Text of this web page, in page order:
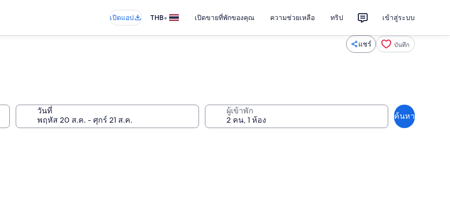
เปิดแอป THB• เปิดขายที่พักของคุณ ความช่วยเหลือ ทริป เข้าสู่ระบบ
แชร์ บันทึก
วันที่ ผู้เข้าพัก
ค้นหา